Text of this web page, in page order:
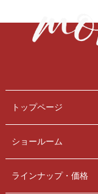
トップページ
ショールーム
ラインナップ・価格